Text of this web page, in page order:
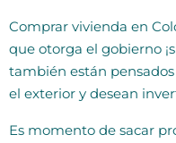
Comprar vivienda en
que otorga el gobierno
también están
el exterior y desean
Es momento de sacar